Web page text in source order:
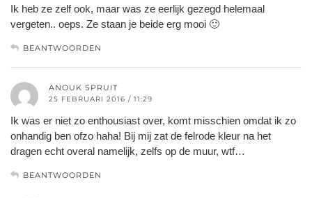
Ik heb ze zelf ook, maar was ze eerlijk gezegd helemaal
vergeten.. oeps. Ze staan je beide erg mooi 🙂
BEANTWOORDEN
ANOUK SPRUIT
25 FEBRUARI 2016 / 11:29
Ik was er niet zo enthousiast over, komt misschien omdat ik zo
onhandig ben ofzo haha! Bij mij zat de felrode kleur na het
dragen echt overal namelijk, zelfs op de muur, wtf…
BEANTWOORDEN